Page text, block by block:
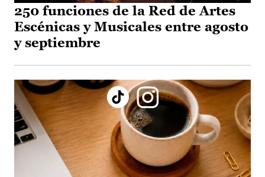
250 funciones de la Red de Artes
Escénicas y Musicales entre agosto
y septiembre